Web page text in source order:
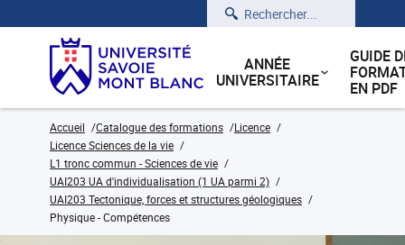
Rechercher
ANNÉE
UNIVERSITAIRE
GUIDE
EN PDF
Accueil Catalogue des formations
Licence
Licence Sciences de la vie
L1 tronc commun - Sciences de vie
UAI203 UA d'individualisation (1 UA parmi 2)
UAI203 Tectonique, forces et structures géologiques
Physique - Compétences